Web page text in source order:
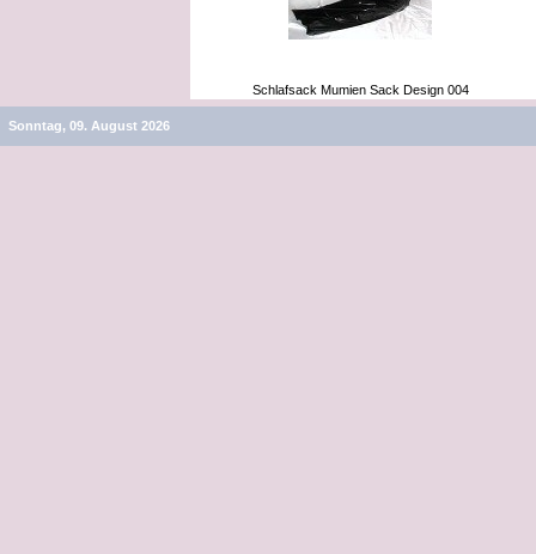
Schlafsack Mumien Sack Design 004
Sonntag, 09. August 2026